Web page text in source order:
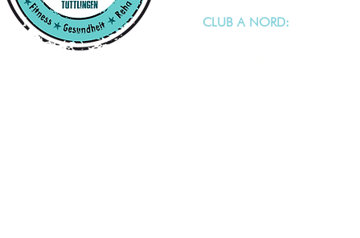
CLUB A NORD: